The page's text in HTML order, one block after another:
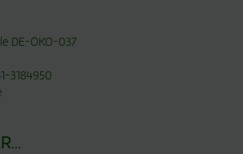
DE-ÖKO-037
3184950